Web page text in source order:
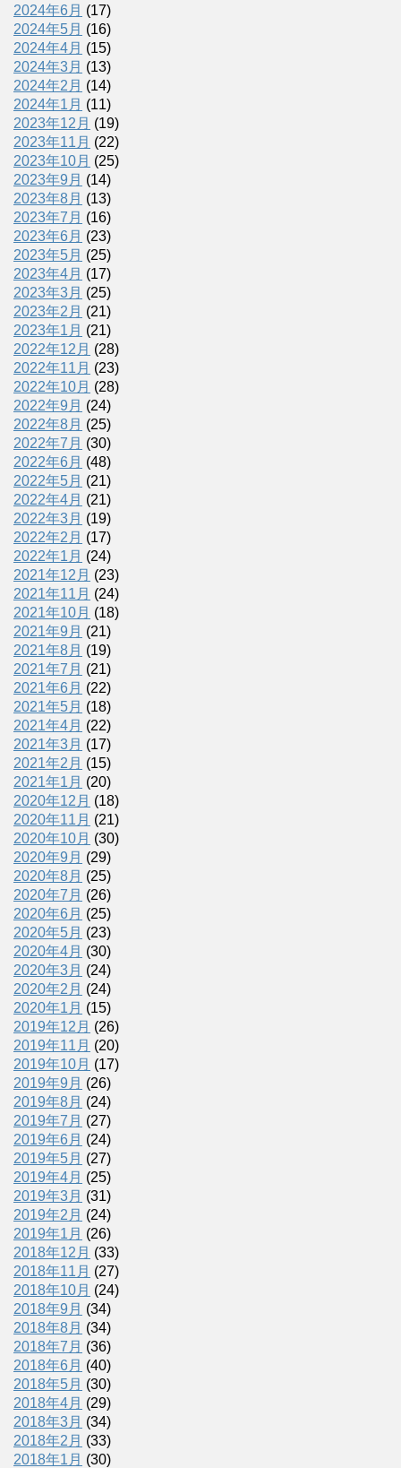
2024年6月 (17)
2024年5月 (16)
2024年4月 (15)
2024年3月 (13)
2024年2月 (14)
2024年1月 (11)
2023年12月 (19)
2023年11月 (22)
2023年10月 (25)
2023年9月 (14)
2023年8月 (13)
2023年7月 (16)
2023年6月 (23)
2023年5月 (25)
2023年4月 (17)
2023年3月 (25)
2023年2月 (21)
2023年1月 (21)
2022年12月 (28)
2022年11月 (23)
2022年10月 (28)
2022年9月 (24)
2022年8月 (25)
2022年7月 (30)
2022年6月 (48)
2022年5月 (21)
2022年4月 (21)
2022年3月 (19)
2022年2月 (17)
2022年1月 (24)
2021年12月 (23)
2021年11月 (24)
2021年10月 (18)
2021年9月 (21)
2021年8月 (19)
2021年7月 (21)
2021年6月 (22)
2021年5月 (18)
2021年4月 (22)
2021年3月 (17)
2021年2月 (15)
2021年1月 (20)
2020年12月 (18)
2020年11月 (21)
2020年10月 (30)
2020年9月 (29)
2020年8月 (25)
2020年7月 (26)
2020年6月 (25)
2020年5月 (23)
2020年4月 (30)
2020年3月 (24)
2020年2月 (24)
2020年1月 (15)
2019年12月 (26)
2019年11月 (20)
2019年10月 (17)
2019年9月 (26)
2019年8月 (24)
2019年7月 (27)
2019年6月 (24)
2019年5月 (27)
2019年4月 (25)
2019年3月 (31)
2019年2月 (24)
2019年1月 (26)
2018年12月 (33)
2018年11月 (27)
2018年10月 (24)
2018年9月 (34)
2018年8月 (34)
2018年7月 (36)
2018年6月 (40)
2018年5月 (30)
2018年4月 (29)
2018年3月 (34)
2018年2月 (33)
2018年1月 (30)